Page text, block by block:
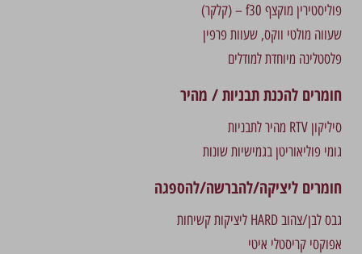
פוליסטירין מוקצף f30 – (קלקר)
שעווה מולטי ווקס, שעוות פרפין
פלסטלינה מיוחדת למודלים
חומרים להכנת תבניות / מהיר
סיליקון RTV מהיר לתבניות
גומי פוליאוריטן בגמישיות שונות
חומרים ליציקה/להברשה/להספגה
גבס לבן/צהוב HARD ליציקות קשיחות
אפוקסי קריסטלי איטי